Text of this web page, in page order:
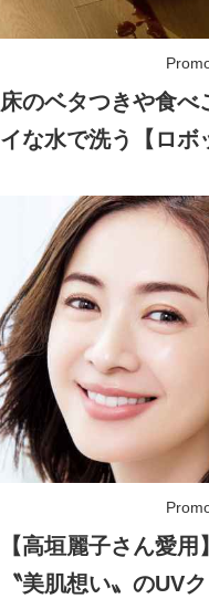
床のベタつきや食べ
イな水で洗う【ロボ
【高垣麗子さん愛
〝美肌想い〟のUV